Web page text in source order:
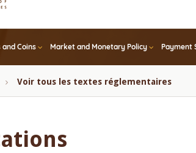
Coins Market and Monetary Policy Payment
Voir tous les textes réglementaires